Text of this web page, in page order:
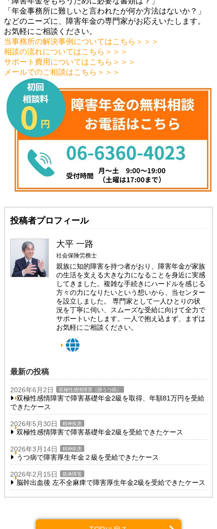
「年金事務所に難しいと言われたが何か方法はないか？」
などのニーズに、障害年金の専門家がお応えいたします。
お気軽にご相談ください。
当事務所の解決事例についてはこちら＞＞＞
相談の流れについてはこちら＞＞＞
サポート費用についてはこちら＞＞＞
メールでのご相談はこちら＞＞＞
投稿者プロフィール
大平 一路
社会保険労務士
親族に知的障害を持つ者がおり、障害年金が家族
の生活を支える大きな力になることを身近に実感
してきました。複雑な手続きにハードルを感じる
方々の力になりたいという想いから、当センター
を設立しました。 専門家として一人ひとりの状
況を丁寧に伺い、スムーズな受給に向けて全力で
サポートいたします。一人で抱え込まず、まずは
お気軽にご相談ください。
最新の投稿
2026年6月2日 双極性感情障害（躁うつ病）
双極性感情障害で障害基礎年金2級を取得、年額81万円を受給
できたケース
2026年5月30日 精神疾患
双極性感情障害で障害基礎年金2級を受給できたケース
2026年3月14日 精神疾患
うつ病で障害厚生年金２級を受給できたケース
2026年2月15日 肢体障害
脳幹出血後 左不全麻痺で障害厚生年金2級を受給できたケース